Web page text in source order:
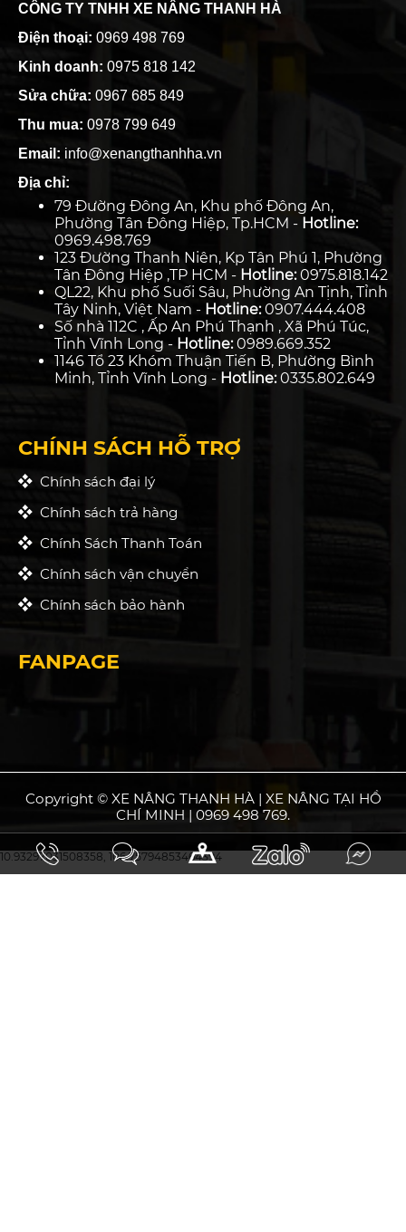
CÔNG TY TNHH XE NÂNG THANH HÀ
Điện thoại: 0969 498 769
Kinh doanh: 0975 818 142
Sửa chữa: 0967 685 849
Thu mua: 0978 799 649
Email: info@xenangthanhha.vn
Địa chỉ:
79 Đường Đông An, Khu phố Đông An,
Phường Tân Đông Hiệp, Tp.HCM - Hotline:
0969.498.769
123 Đường Thanh Niên, Kp Tân Phú 1, Phường
Tân Đông Hiệp ,TP HCM - Hotline:0975.818.142
QL22, Khu phố Suối Sâu, Phường An Tịnh, Tỉnh
Tây Ninh, Việt Nam - Hotline:0907.444.408
Số nhà 112C , Ấp An Phú Thạnh , Xã Phú Túc,
Tỉnh Vĩnh Long - Hotline:0989.669.352
1146 Tổ 23 Khóm Thuận Tiến B, Phường Bình
Minh, Tỉnh Vĩnh Long - Hotline:0335.802.649
CHÍNH SÁCH HỖ TRỢ
Chính sách đại lý
Chính sách trả hàng
Chính Sách Thanh Toán
Chính sách vận chuyển
Chính sách bảo hành
FANPAGE
Copyright © XE NÂNG THANH HÀ | XE NÂNG TẠI HỒ
CHÍ MINH | 0969 498 769.
10.93297031508358, 106.75794853464394